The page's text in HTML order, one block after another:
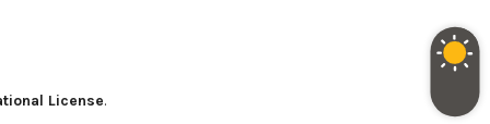
License.